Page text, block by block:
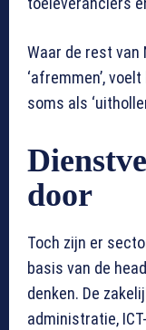
Waar de rest van
‘afremmen’,
soms als
door
Toch zijn er
basis van de
denken. De
administratie,